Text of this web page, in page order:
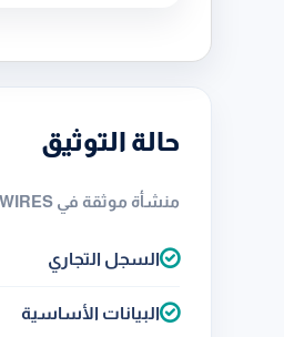
حالة التوثيق
منشأة موثقة في VWIRES
السجل التجاري
البيانات الأساسية